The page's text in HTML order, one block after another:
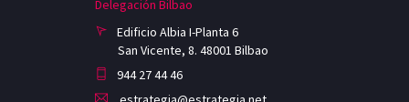
Delegación Bilbao
Edificio Albia I-Planta 6
San Vicente, 8. 48001 Bilbao
944 27 44 46